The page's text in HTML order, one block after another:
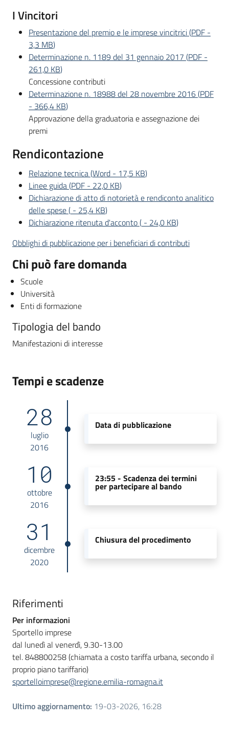
I Vincitori
Presentazione del premio e le imprese vincitrici(PDF -
3,3 MB)
Determinazione n. 1189 del 31 gennaio 2017 (PDF -
261,0 KB)
Concessione contributi
Determinazione n. 18988 del 28 novembre 2016(PDF
- 366,4 KB)
Approvazione della graduatoria e assegnazione dei
premi
Rendicontazione
Relazione tecnica(Word - 17,5 KB)
Linee guida(PDF - 22,0 KB)
Dichiarazione di atto di notorietà e rendiconto analitico
delle spese( - 25,4 KB)
Dichiarazione ritenuta d'acconto( - 24,0 KB)
Obblighi di pubblicazione per i beneficiari di contributi
Chi può fare domanda
Scuole
Università
Enti di formazione
Tipologia del bando
Manifestazioni di interesse
Tempi e scadenze
28
luglio
2016
Data di pubblicazione
10
ottobre
2016
23:55 - Scadenza dei termini
per partecipare al bando
31
dicembre
2020
Chiusura del procedimento
Riferimenti
Per informazioni
Sportello imprese
dal lunedì al venerdì, 9.30-13.00
tel. 848800258 (chiamata a costo tariffa urbana, secondo il
proprio piano tariffario)
sportelloimprese@regione.emilia-romagna.it
Ultimo aggiornamento: 19-03-2026, 16:28